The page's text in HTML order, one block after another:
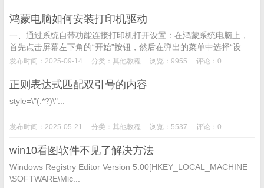
鸿蒙电脑如何安装打印机驱动
一、通过系统自带功能连接打印机打开设置：在鸿蒙系统电脑上，
首先点击屏幕左下角的“开始”按钮，然后在弹出的菜单中选择“设
置”。进入打印机设置：在设置界面中，找到并点击“设备”选项，
发布时间：2025-09-14 分类： 其他教程 浏览：9955 评论：0
正则表达式匹配双引号的内容
style=\"(.*?)\"...
发布时间：2025-05-21 分类： 其他教程 浏览：5537 评论：0
win10看图软件不见了解决方法
Windows Registry Editor Version 5.00[HKEY_LOCAL_MACHINE
\SOFTWARE\Mic...